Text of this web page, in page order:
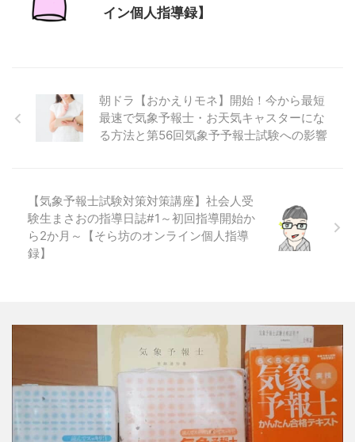
イン個人指導録】
朝ドラ【おかえりモネ】開始！今から最短
最速で気象予報士・お天気キャスターにな
る方法と第56回気象予予報士試験への影響
【気象予報士試験対策対策講座】社会人受
験生まさおの指導日誌#1～初回指導開始か
ら2か月～【そら坊のオンライン個人指導
録】